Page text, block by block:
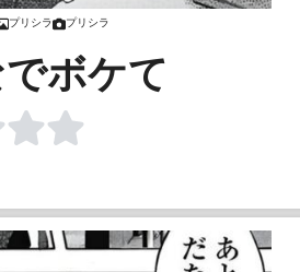
プリシラ プリシラ
ボケて